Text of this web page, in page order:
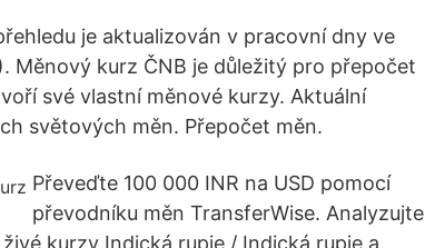
je aktualizován v pracovní dny ve
Měnový kurz ČNB je důležitý pro přepočet
své vlastní měnové kurzy. Aktuální
světových měn. Přepočet měn.
Převeďte 100 000 INR na USD pomocí
převodníku měn TransferWise. Analyzujte
kurzy Indická rupie / Indická rupie a